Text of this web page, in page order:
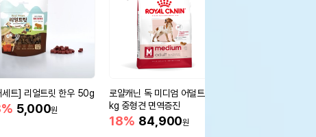
세트] 리얼트릿 한우 50g
5,000원
로얄캐닌 독 미디엄 어덜트 10
kg 중형견 면역증진
18% 84,900원